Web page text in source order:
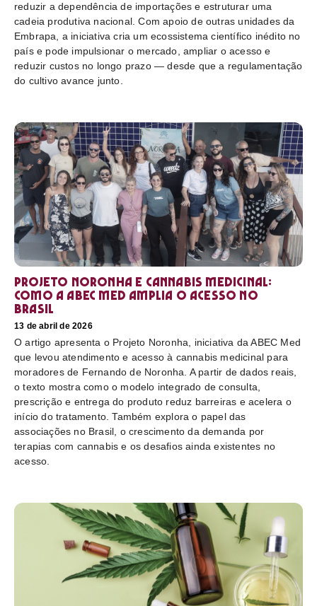
reduzir a dependência de importações e estruturar uma
cadeia produtiva nacional. Com apoio de outras unidades da
Embrapa, a iniciativa cria um ecossistema científico inédito no
país e pode impulsionar o mercado, ampliar o acesso e
reduzir custos no longo prazo — desde que a regulamentação
do cultivo avance junto.
Projeto Noronha e cannabis medicinal:
como a ABEC Med amplia o acesso no
Brasil
13 de abril de 2026
O artigo apresenta o Projeto Noronha, iniciativa da ABEC Med
que levou atendimento e acesso à cannabis medicinal para
moradores de Fernando de Noronha. A partir de dados reais,
o texto mostra como o modelo integrado de consulta,
prescrição e entrega do produto reduz barreiras e acelera o
início do tratamento. Também explora o papel das
associações no Brasil, o crescimento da demanda por
terapias com cannabis e os desafios ainda existentes no
acesso.